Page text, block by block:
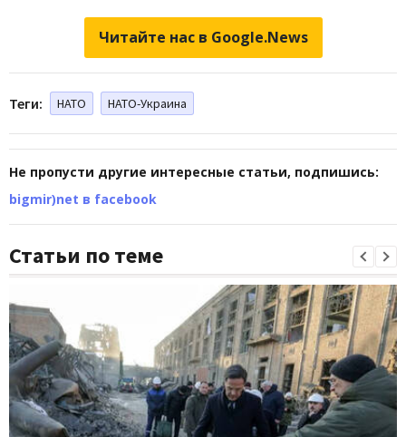
Читайте нас в Google.News
Теги: НАТО НАТО-Украина
Не пропусти другие интересные статьи, подпишись:
bigmir)net в facebook
Статьи по теме